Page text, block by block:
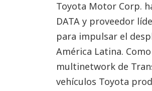
Toyota Motor Corp.
DATA y proveedor
para impulsar el
América Latina.
multinetwork de
vehículos Toyota